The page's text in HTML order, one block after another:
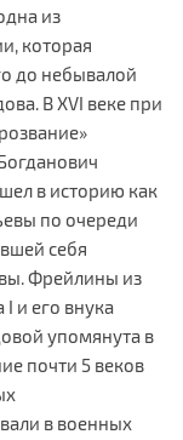
из
которая
до небывалой
В XVI веке при
в историю как
по очереди
себя
Фрейлины из
и его внука
упомянута в
почти 5 веков
в военных